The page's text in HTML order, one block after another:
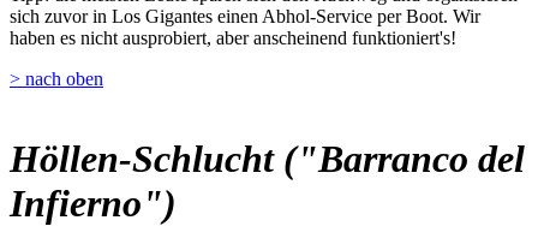
sich zuvor in Los Gigantes einen Abhol-Service per Boot. Wir
haben es nicht ausprobiert, aber anscheinend funktioniert's!
> nach oben
Höllen-Schlucht ("Barranco del
Infierno")